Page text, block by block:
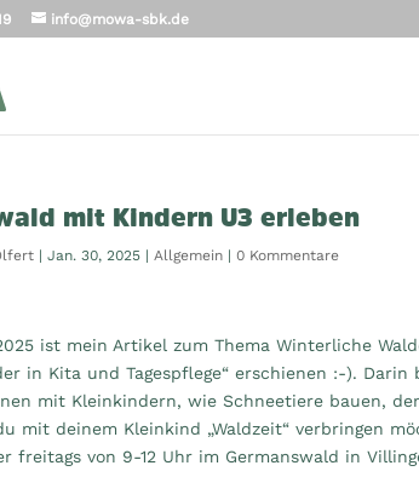
info@mowa-sbk.de
mit Kindern U3 erleben
|Jan. 30, 2025 |Allgemein |0 Kommentare
ist mein Artikel zum Thema Winterliche
in Kita und Tagespflege“ erschienen :-).
mit Kleinkindern, wie Schneetiere bauen,
mit deinem Kleinkind „Waldzeit“ verbringen
freitags von 9-12 Uhr im Germanswald in